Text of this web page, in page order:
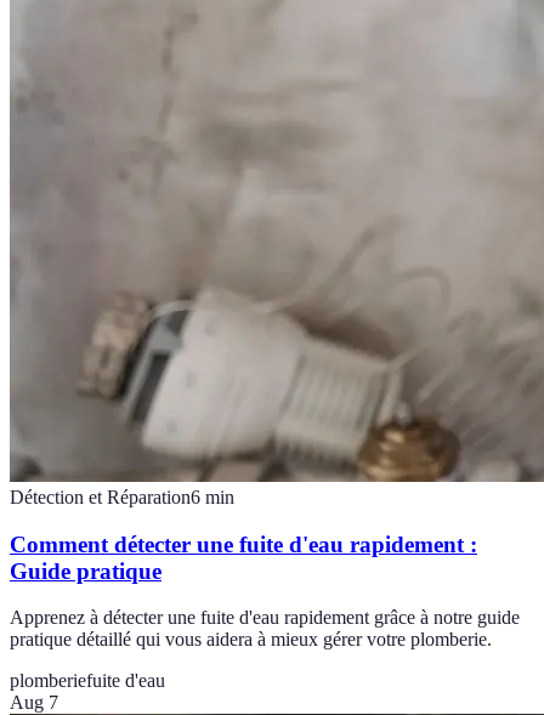
Détection et Réparation6 min
Comment détecter une fuite d'eau rapidement :
Guide pratique
Apprenez à détecter une fuite d'eau rapidement grâce à notre guide
pratique détaillé qui vous aidera à mieux gérer votre plomberie.
plomberiefuite d'eau
Aug 7